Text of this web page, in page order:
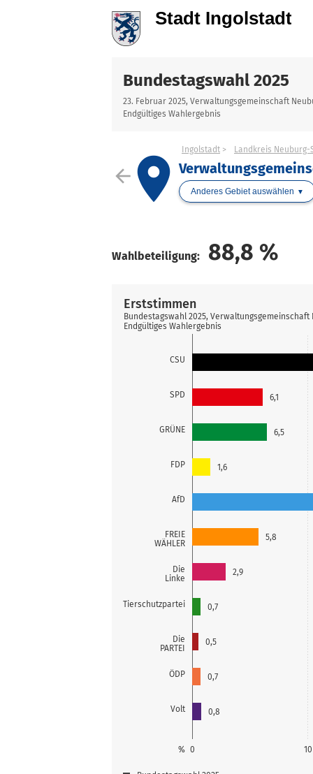
Bundestagswahl 2025
23. Februar 2025, Verwaltungsgemeinschaft
Endgültiges Wahlergebnis
arrow_backplace
Ingolstadt Landkreis
Anderes Gebiet auswählen
Wahlbeteiligung: 88,8 %
CSU
SPD
GRÜNE
FDP
AfD
FREIE
WÄHLER
Die
Linke
Tierschutzpartei
Die
PARTEI
ÖDP
Volt
0 10
%
6,1
6,5
1,6
5,8
2,9
0,7
0,5
0,7
0,8
Erststimmen
Bundestagswahl 2025, Verwaltungsgemeinschaft
Endgültiges Wahlergebnis